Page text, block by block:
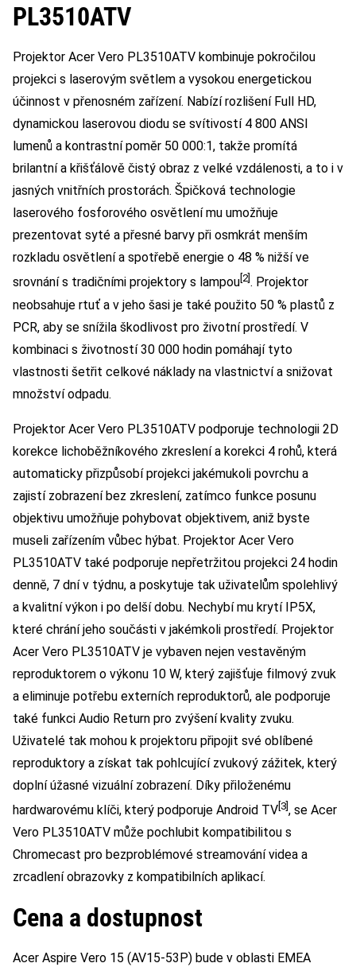
PL3510ATV
Projektor Acer Vero PL3510ATV kombinuje pokročilou
projekci s laserovým světlem a vysokou energetickou
účinnost v přenosném zařízení. Nabízí rozlišení Full HD,
dynamickou laserovou diodu se svítivostí 4 800 ANSI
lumenů a kontrastní poměr 50 000:1, takže promítá
brilantní a křišťálově čistý obraz z velké vzdálenosti, a to i v
jasných vnitřních prostorách. Špičková technologie
laserového fosforového osvětlení mu umožňuje
prezentovat syté a přesné barvy při osmkrát menším
rozkladu osvětlení a spotřebě energie o 48 % nižší ve
srovnání s tradičními projektory s lampou [2]. Projektor
neobsahuje rtuť a v jeho šasi je také použito 50 % plastů z
PCR, aby se snížila škodlivost pro životní prostředí. V
kombinaci s životností 30 000 hodin pomáhají tyto
vlastnosti šetřit celkové náklady na vlastnictví a snižovat
množství odpadu.
Projektor Acer Vero PL3510ATV podporuje technologii 2D
korekce lichoběžníkového zkreslení a korekci 4 rohů, která
automaticky přizpůsobí projekci jakémukoli povrchu a
zajistí zobrazení bez zkreslení, zatímco funkce posunu
objektivu umožňuje pohybovat objektivem, aniž byste
museli zařízením vůbec hýbat. Projektor Acer Vero
PL3510ATV také podporuje nepřetržitou projekci 24 hodin
denně, 7 dní v týdnu, a poskytuje tak uživatelům spolehlivý
a kvalitní výkon i po delší dobu. Nechybí mu krytí IP5X,
které chrání jeho součásti v jakémkoli prostředí. Projektor
Acer Vero PL3510ATV je vybaven nejen vestavěným
reproduktorem o výkonu 10 W, který zajišťuje filmový zvuk
a eliminuje potřebu externích reproduktorů, ale podporuje
také funkci Audio Return pro zvýšení kvality zvuku.
Uživatelé tak mohou k projektoru připojit své oblíbené
reproduktory a získat tak pohlcující zvukový zážitek, který
doplní úžasné vizuální zobrazení. Díky přiloženému
hardwarovému klíči, který podporuje Android TV[3], se Acer
Vero PL3510ATV může pochlubit kompatibilitou s
Chromecast pro bezproblémové streamování videa a
zrcadlení obrazovky z kompatibilních aplikací.
Cena a dostupnost
Acer Aspire Vero 15 (AV15-53P) bude v oblasti EMEA